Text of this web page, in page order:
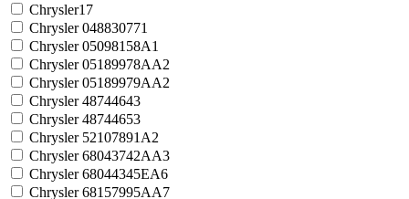
Chrysler17
Chrysler 048830771
Chrysler 05098158A1
Chrysler 05189978AA2
Chrysler 05189979AA2
Chrysler 48744643
Chrysler 48744653
Chrysler 52107891A2
Chrysler 68043742AA3
Chrysler 68044345EA6
Chrysler 68157995AA7